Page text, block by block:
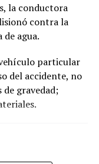
la conductora
contra la
agua.
particular
del accidente, no
gravedad;